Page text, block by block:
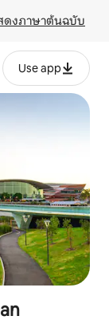
ดงภาษาต้นฉบับ
Use app